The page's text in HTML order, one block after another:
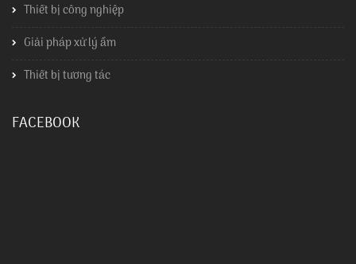
Thiết bị công nghiệp
Giải pháp xử lý ẩm
Thiết bị tương tác
FACEBOOK